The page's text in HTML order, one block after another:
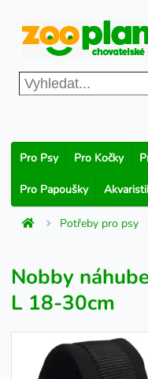
Pro Psy Pro Kočky
Pro Papoušky
Potřeby pro psy
Nobby
L 18-30cm